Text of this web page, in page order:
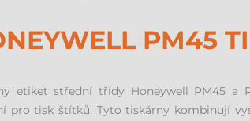
PM45
etiket střední třídy Honeywell PM45 a
pro tisk štítků. Tyto tiskárny kombinují